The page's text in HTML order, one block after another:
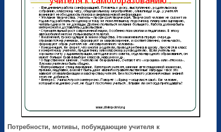
Потребности, мотивы, побуждающие учителя к